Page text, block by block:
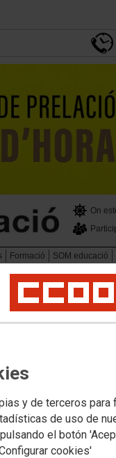
y de terceros para
de uso de
el botón
cookies'
On
Formació SOM educació
País
frontal a les